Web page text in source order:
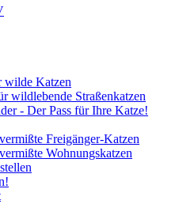
wilde Katzen
wildlebende Straßenkatzen
- Der Pass für Ihre Katze!
Freigänger-Katzen
Wohnungskatzen